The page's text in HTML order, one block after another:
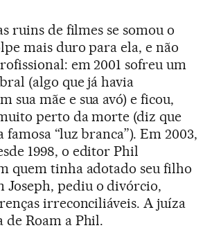
ruins de filmes se somou o
mais duro para ela, e não
em 2001 sofreu um
(algo que já havia
sua mãe e sua avó) e ficou,
perto da morte (diz que
famosa “luz branca”). Em 2003,
1998, o editor Phil
quem tinha adotado seu filho
Joseph, pediu o divórcio,
irreconciliáveis. A juíza
de Roam a Phil.